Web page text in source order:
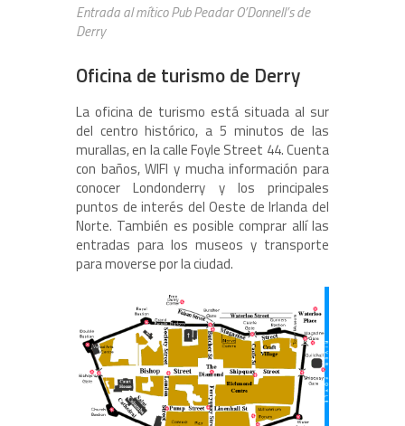
Entrada al mítico Pub Peadar O’Donnell’s de
Derry
Oficina de turismo de Derry
La oficina de turismo está situada al sur
del centro histórico, a 5 minutos de las
murallas, en la calle Foyle Street 44. Cuenta
con baños, WIFI y mucha información para
conocer Londonderry y los principales
puntos de interés del Oeste de Irlanda del
Norte. También es posible comprar allí las
entradas para los museos y transporte
para moverse por la ciudad.